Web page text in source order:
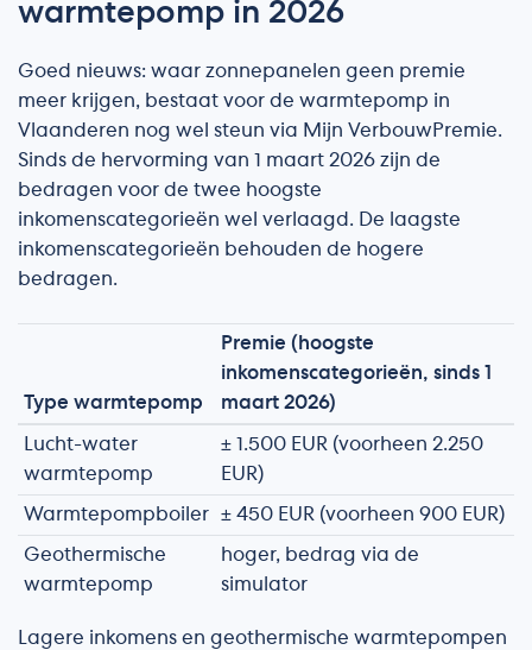
warmtepomp in 2026
Goed nieuws: waar zonnepanelen geen premie
meer krijgen, bestaat voor de warmtepomp in
Vlaanderen nog wel steun via Mijn VerbouwPremie.
Sinds de hervorming van 1 maart 2026 zijn de
bedragen voor de twee hoogste
inkomenscategorieën wel verlaagd. De laagste
inkomenscategorieën behouden de hogere
bedragen.
Type warmtepomp
Premie (hoogste
inkomenscategorieën, sinds 1
maart 2026)
Lucht-water
warmtepomp
± 1.500 EUR (voorheen 2.250
EUR)
Warmtepompboiler ± 450 EUR (voorheen 900 EUR)
Geothermische
warmtepomp
hoger, bedrag via de
simulator
Lagere inkomens en geothermische warmtepompen